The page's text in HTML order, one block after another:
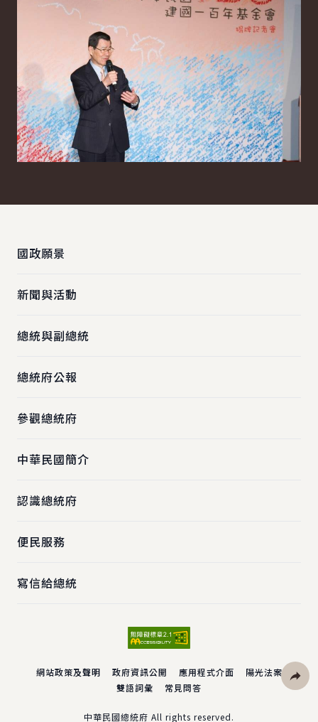
國政願景
新聞與活動
總統與副總統
總統府公報
參觀總統府
中華民國簡介
認識總統府
便民服務
寫信給總統
網站政策及聲明 政府資訊公開 應用程式介面
陽光法案
雙語詞彙
常見問答
中華民國總統府 All rights reserved.